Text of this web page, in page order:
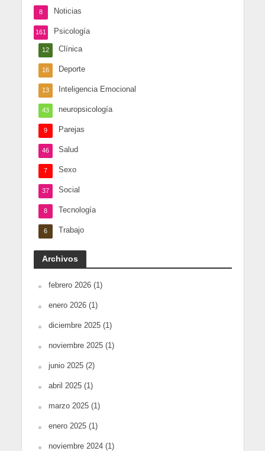
Noticias
8
Psicología
161
Clínica
12
Deporte
16
Inteligencia Emocional
13
neuropsicología
43
Parejas
9
Salud
46
Sexo
7
Social
37
Tecnología
8
Trabajo
6
Archivos
febrero 2026(1)
enero 2026(1)
diciembre 2025(1)
noviembre 2025(1)
junio 2025(2)
abril 2025(1)
marzo 2025(1)
enero 2025(1)
noviembre 2024(1)